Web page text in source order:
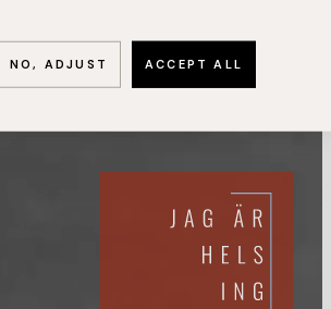
NO, ADJUST ACCEPT ALL